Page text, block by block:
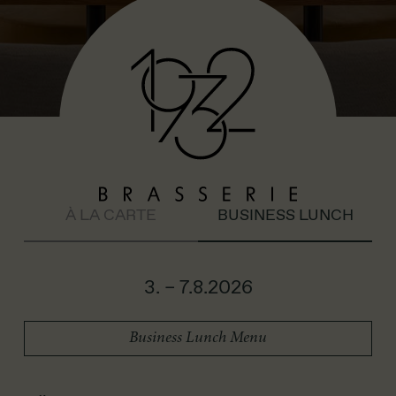
À LA CARTE BUSINESS LUNCH
3. – 7.8.2026
Business Lunch Menu